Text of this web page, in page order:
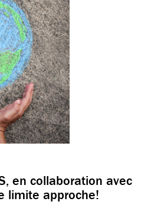
en collaboration avec
limite approche!